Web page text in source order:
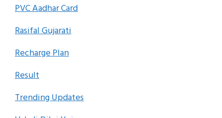
PVC Aadhar Card
Rasifal Gujarati
Recharge Plan
Result
Trending Updates